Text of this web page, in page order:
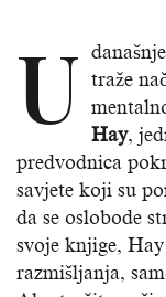
U traže
Hay,
predvodnica
savjete koji su
da se oslobode
svoje knjige,
razmišljanja,